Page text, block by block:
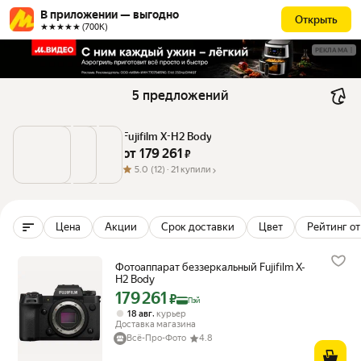
В приложении — выгодно
★★★★★ (700К)
Открыть
РЕКЛАМА
5 предложений
Fujifilm X-H2 Body
от 179 261 ₽
5.0 (12) · 21 купили
Цена Акции Срок доставки Цвет Рейтинг
Фотоаппарат беззеркальный Fujifilm X-
H2 Body
Цена с картой Яндекс Пэй 179261 ₽ вместо
179 261 ₽ Пэй
18 авг, курьер
Доставка магазина
Всё-Про-Фото
4.8